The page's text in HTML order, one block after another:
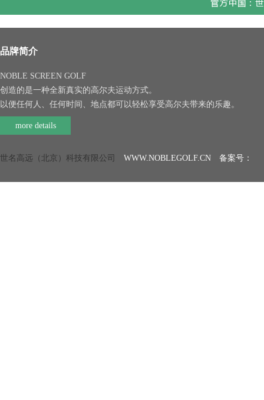
品牌简介
NOBLE SCREEN GOLF
创造的是一种全新真实的高尔夫运动方式。
以便任何人、任何时间、地点都可以轻松享受高尔夫带来的乐趣。
more details
世名高远（北京）科技有限公司 WWW.NOBLEGOLF.CN 备案号：